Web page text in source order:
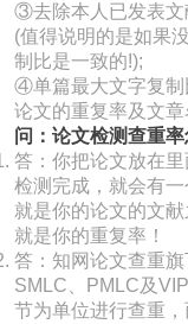
③去除本人已发表文
(值得说明的是如果
制比是一致的!);
④单篇最大文字复制
论文的重复率及文章
问：论文检测查重率
答：你把论文放在
检测完成，就会有
就是你的论文的文
就是你的重复率！
答：知网论文查重旗
SMLC、PMLC及
节为单位进行查重